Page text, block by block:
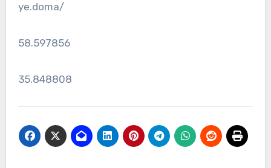
ye.doma/
58.597856
35.848808